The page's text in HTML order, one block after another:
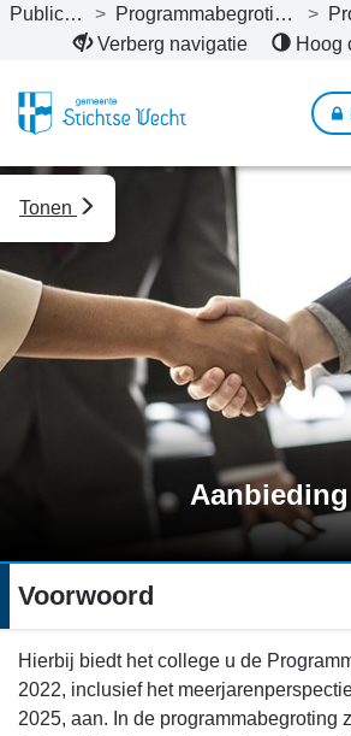
Naar hoofdinhoud
Publicaties > Programmabegroting 2022 >
Verberg navigatie
Hoog
Aanbieding
Tonen
Voorwoord
Terug
naar
navigatie
Hierbij biedt het college u de
2022, inclusief het
2025, aan. In de programmabegroting